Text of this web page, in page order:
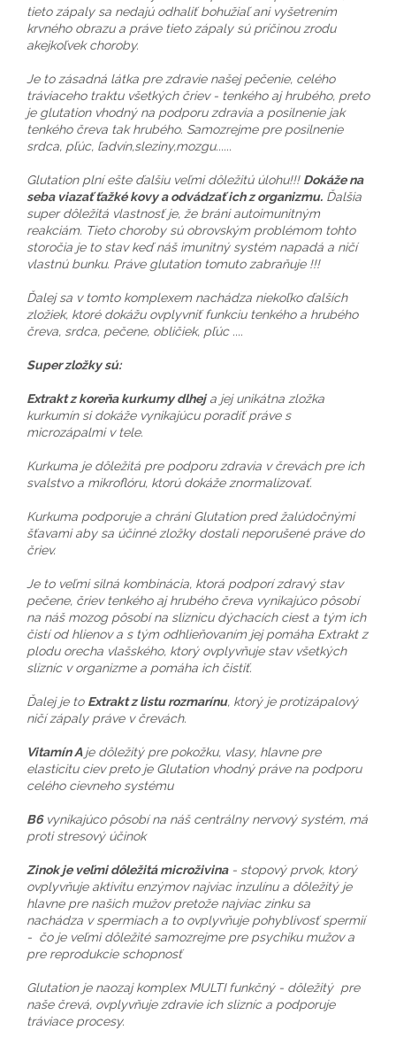
tieto zápaly sa nedajú odhaliť bohužiaľ ani vyšetrením
krvného obrazu a práve tieto zápaly sú príčinou zrodu
akejkoľvek choroby.
Je to zásadná látka pre zdravie našej pečenie, celého
tráviaceho traktu všetkých čriev - tenkého aj hrubého, preto
je glutation vhodný na podporu zdravia a posilnenie jak
tenkého čreva tak hrubého. Samozrejme pre posilnenie
srdca, pľúc, ľadvín,sleziny,mozgu......
Glutation plní ešte ďalšiu veľmi dôležitú úlohu!!! Dokáže na
seba viazať ťažké kovy a odvádzať ich z organizmu. Ďalšia
super dôležitá vlastnosť je, že bráni autoimunitným
reakciám. Tieto choroby sú obrovským problémom tohto
storočia je to stav keď náš imunitný systém napadá a ničí
vlastnú bunku. Práve glutation tomuto zabraňuje !!!
Ďalej sa v tomto komplexem nachádza niekoľko ďalších
zložiek, ktoré dokážu ovplyvniť funkciu tenkého a hrubého
čreva, srdca, pečene, obličiek, pľúc ....
Super zložky sú:
Extrakt z koreňa kurkumy dlheja jej unikátna zložka
kurkumín si dokáže vynikajúcu poradiť práve s
microzápalmi v tele.
Kurkuma je dôležitá pre podporu zdravia v črevách pre ich
svalstvo a mikroflóru, ktorú dokáže znormalizovať.
Kurkuma podporuje a chráni Glutation pred žalúdočnými
šťavami aby sa účinné zložky dostali neporušené práve do
čriev.
Je to veľmi silná kombinácia, ktorá podporí zdravý stav
pečene, čriev tenkého aj hrubého čreva vynikajúco pôsobí
na náš mozog pôsobí na sliznicu dýchacích ciest a tým ich
čistí od hlienov a s tým odhlieňovaním jej pomáha Extrakt z
plodu orecha vlašského, ktorý ovplyvňuje stav všetkých
slizníc v organizme a pomáha ich čistiť.
Ďalej je to Extrakt z listu rozmarínu, ktorý je protizápalový
ničí zápaly práve v črevách.
Vitamín Aje dôležitý pre pokožku, vlasy, hlavne pre
elasticitu ciev preto je Glutation vhodný práve na podporu
celého cievneho systému
B6vynikajúco pôsobí na náš centrálny nervový systém, má
proti stresový účinok
Zinok je veľmi dôležitá microživina- stopový prvok, ktorý
ovplyvňuje aktivitu enzýmov najviac inzulínu a dôležitý je
hlavne pre našich mužov pretože najviac zinku sa
nachádza v spermiach a to ovplyvňuje pohyblivosť spermií
- čo je veľmi dôležité samozrejme pre psychiku mužov a
pre reprodukcie schopnosť
Glutation je naozaj komplex MULTI funkčný - dôležitý pre
naše črevá, ovplyvňuje zdravie ich slizníc a podporuje
tráviace procesy.